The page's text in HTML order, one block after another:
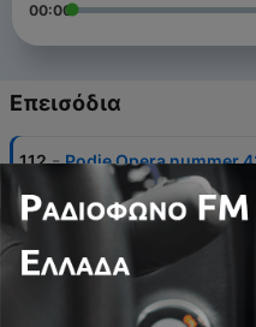
00:00
Επεισόδια
112 - Podje Opera nummer
18 Δεκ 2021
111 Podje Opera nummer 43
18 Δεκ 2021
Podje Opera nummer 55